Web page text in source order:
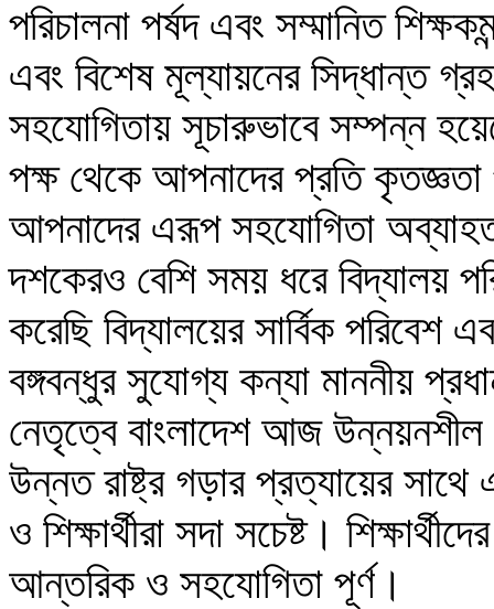
পরিচালনা পর্ষদ এবং সম্মানিত
এবং বিশেষ মূল্যায়নের সিদ্ধান্ত
সহযোগিতায় সূচারুভাবে সম্পন্ন
পক্ষ থেকে আপনাদের প্রতি
আপনাদের এরূপ সহযোগিতা
দশকেরও বেশি সময় ধরে বিদ্যালয়
করেছি বিদ্যালয়ের সার্বিক পরিবেশ
বঙ্গবন্ধুর সুযোগ্য কন্যা মাননীয়
নেতৃত্বে বাংলাদেশ আজ উন্নয়নশীল
উন্নত রাষ্ট্র গড়ার প্রত্যায়ের সাথে
ও শিক্ষার্থীরা সদা সচেষ্ট।
আন্তরিক ও সহযোগিতা পূর্ণ।